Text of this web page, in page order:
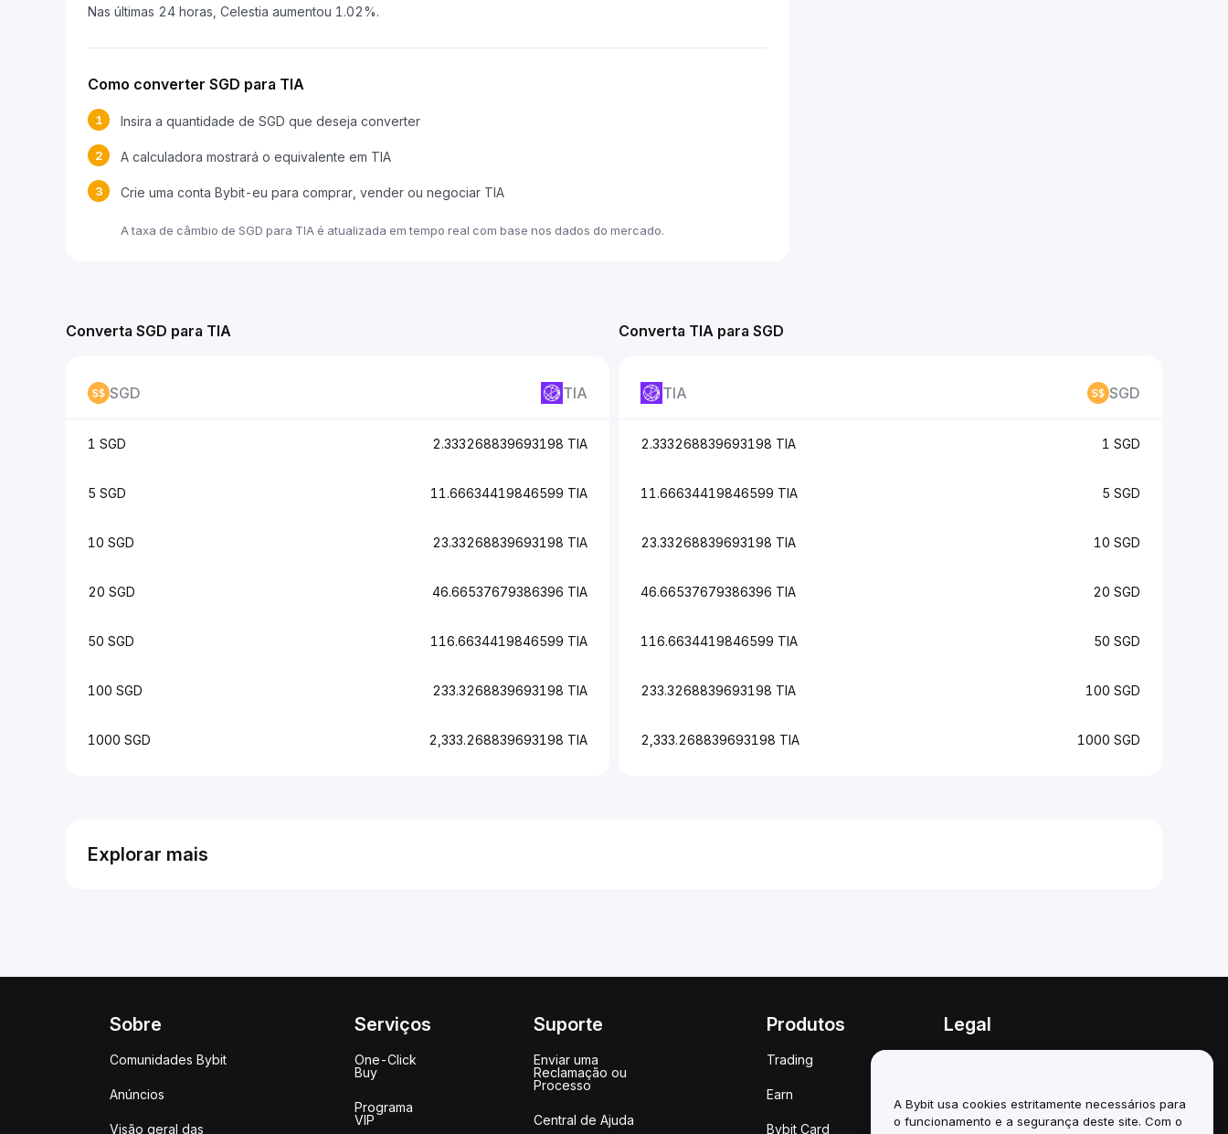
Nas últimas 24 horas, Celestia aumentou 1.02%.
Como converter SGD para TIA
1 Insira a quantidade de SGD que deseja converter
2 A calculadora mostrará o equivalente em TIA
3 Crie uma conta Bybit-eu para comprar, vender ou negociar TIA
A taxa de câmbio de SGD para TIA é atualizada em tempo real com base nos dados do mercado.
Converta TIA para SGD
TIA SGD
2.333268839693198 TIA 1 SGD
11.66634419846599 TIA 5 SGD
23.33268839693198 TIA 10 SGD
46.66537679386396 TIA 20 SGD
116.6634419846599 TIA 50 SGD
233.3268839693198 TIA 100 SGD
2,333.268839693198 TIA 1000 SGD
Converta SGD para TIA
SGD TIA
1 SGD 2.333268839693198 TIA
5 SGD 11.66634419846599 TIA
10 SGD 23.33268839693198 TIA
20 SGD 46.66537679386396 TIA
50 SGD 116.6634419846599 TIA
100 SGD 233.3268839693198 TIA
1000 SGD 2,333.268839693198 TIA
Explorar mais
Sobre
Comunidades Bybit
Anúncios
Visão geral das
Serviços
One-Click
Buy
Programa
VIP
Suporte
Enviar uma
Reclamação ou
Processo
Central de Ajuda
Produtos
Trading
Earn
Bybit Card
Legal
Resumo da Política de
Custódia e Administração
A Bybit usa cookies estritamente necessários para
o funcionamento e a segurança deste site. Com o